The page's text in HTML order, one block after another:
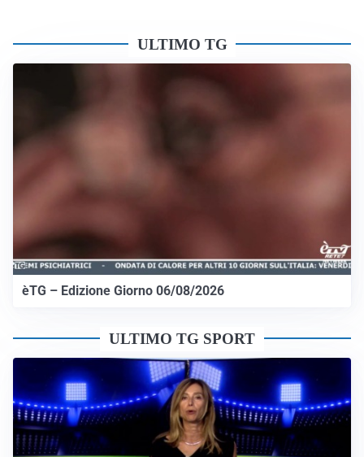
ULTIMO TG
èTG – Edizione Giorno 06/08/2026
ULTIMO TG SPORT